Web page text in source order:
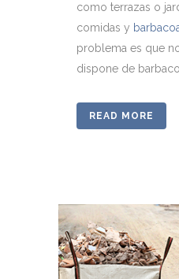
como terrazas o
comidas y
problema es que
dispone de
READ MORE